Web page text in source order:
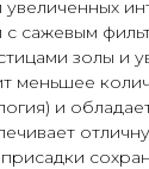
сажевым
золы и
меньшее
и